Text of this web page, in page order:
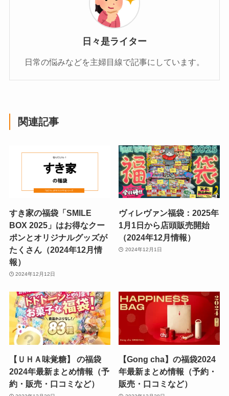
日々是ライター
日常の悩みなどを主婦目線で記事にしています。
関連記事
すき家の福袋「SMILE
BOX 2025」はお得なクー
ポンとオリジナルグッズが
たくさん（2024年12月情
報）
2024年12月12日
ヴィレヴァン福袋：2025年
1月1日から店頭販売開始
（2024年12月情報）
2024年12月1日
【ＵＨＡ味覚糖】 の福袋
2024年最新まとめ情報（予
約・販売・口コミなど）
【Gong cha】の福袋2024
年最新まとめ情報（予約・
販売・口コミなど）